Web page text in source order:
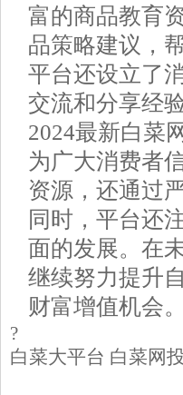
富的商品教育
品策略建议，
平台还设立了
交流和分享经
2024最新白菜
为广大消费者
资源，还通过
同时，平台还
面的发展。在
继续努力提升
财富增值机会。
?
白菜大平台 白菜网